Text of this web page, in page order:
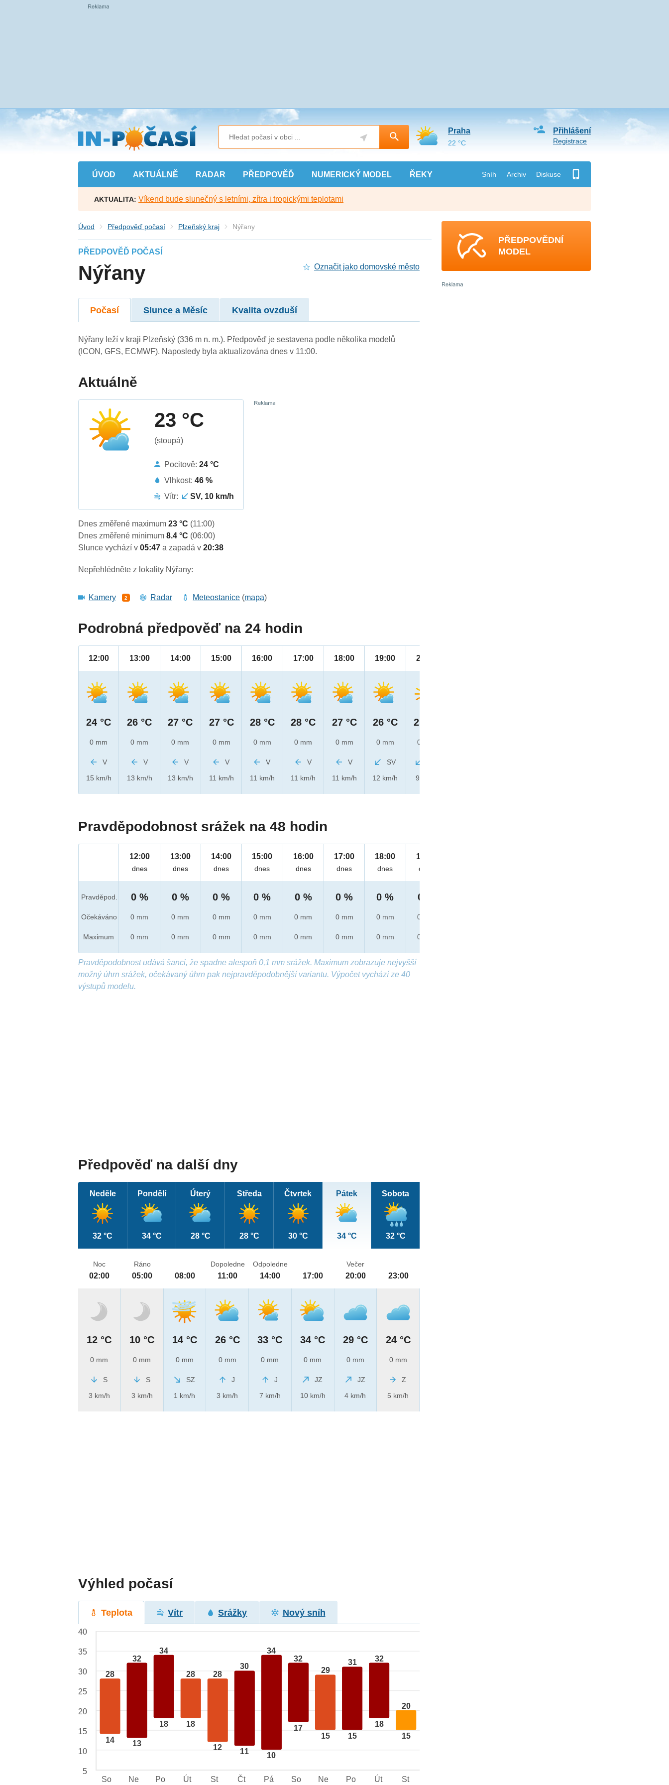
Přejít
na
hlavní
obsah
ÚVOD AKTUÁLNĚ RADAR PŘEDPOVĚĎ NUMERICKÝ MODEL ŘEKY Sníh Archiv Diskuse
Přihlášení
Registrace
Praha
22 °C
AKTUALITA: Víkend bude slunečný s letními, zítra i tropickými teplotami
Úvod Předpověď počasí Plzeňský kraj Nýřany
PŘEDPOVĚĎ POČASÍ
Nýřany Označit jako domovské město
Počasí Slunce a Měsíc Kvalita ovzduší
Nýřany leží v kraji Plzeňský (336 m n. m.). Předpověď je sestavena podle několika modelů
(ICON, GFS, ECMWF). Naposledy byla aktualizována dnes v 11:00.
Aktuálně
23 °C
(stoupá)
Pocitově:24 °C
Vlhkost:46 %
Vítr:
SV, 10 km/h
Dnes změřené maximum23 °C (11:00)
Dnes změřené minimum8.4 °C (06:00)
Slunce vychází v05:47a zapadá v20:38
Nepřehlédněte z lokality Nýřany:
Kamery 2 Radar Meteostanice (mapa)
Podrobná předpověď na 24 hodin
12:00
24 °C
0 mm
V
15 km/h
13:00
26 °C
0 mm
V
13 km/h
14:00
27 °C
0 mm
V
13 km/h
15:00
27 °C
0 mm
V
11 km/h
16:00
28 °C
0 mm
V
11 km/h
17:00
28 °C
0 mm
V
11 km/h
18:00
27 °C
0 mm
V
11 km/h
19:00
26 °C
0 mm
SV
12 km/h
20:00
25 °C
0 mm
9 km/h
Pravděpodobnost srážek na 48 hodin
Pravděpod.
Očekáváno
Maximum
12:00
dnes
0 %
0 mm
0 mm
13:00
dnes
0 %
0 mm
0 mm
14:00
dnes
0 %
0 mm
0 mm
15:00
dnes
0 %
0 mm
0 mm
16:00
dnes
0 %
0 mm
0 mm
17:00
dnes
0 %
0 mm
0 mm
18:00
dnes
0 %
0 mm
0 mm
19:00
dnes
0 %
0 mm
0 mm
Pravděpodobnost udává šanci, že spadne alespoň 0,1 mm srážek. Maximum zobrazuje nejvyšší
možný úhrn srážek, očekávaný úhrn pak nejpravděpodobnější variantu. Výpočet vychází ze 40
výstupů modelu.
Předpověď na další dny
Neděle
32 °C
Pondělí
34 °C
Úterý
28 °C
Středa
28 °C
Čtvrtek
30 °C
Pátek
34 °C
Sobota
32 °C
Noc
02:00
12 °C
0 mm
S
3 km/h
Ráno
05:00
10 °C
0 mm
S
3 km/h
08:00
14 °C
0 mm
SZ
1 km/h
Dopoledne
11:00
26 °C
0 mm
J
3 km/h
Odpoledne
14:00
33 °C
0 mm
J
7 km/h
17:00
34 °C
0 mm
JZ
10 km/h
Večer
20:00
29 °C
0 mm
JZ
4 km/h
23:00
24 °C
0 mm
Z
5 km/h
Výhled počasí
Teplota Vítr Srážky Nový sníh
28
14
32
13
34
18
28
18
28
12
30
11
34
10
32
17
29
15
31
15
32
18
20
15
40
35
30
25
20
15
10
5
So
Ne Po Út St Čt Pá So Ne Po Út St
PŘEDPOVĚDNÍ
MODEL